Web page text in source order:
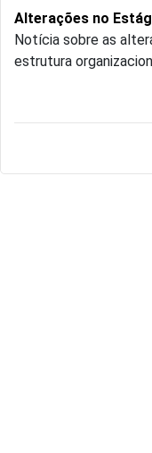
Alterações no
Notícia sobre as
estrutura